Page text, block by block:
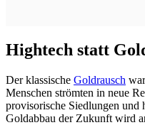
Hightech statt
Der klassische Goldrausch
Menschen strömten in neue
provisorische Siedlungen
Goldabbau der Zukunft wird